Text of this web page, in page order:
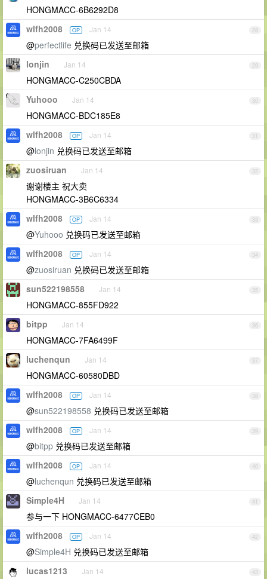
HONGMACC-6B6292D8
28
wlfh2008 OP Jan 14
@perfectlife 兑换码已发送至邮箱
29
lonjin Jan 14
HONGMACC-C250CBDA
30
Yuhooo Jan 14
HONGMACC-BDC185E8
31
wlfh2008 OP Jan 14
@lonjin 兑换码已发送至邮箱
32
zuosiruan Jan 14
谢谢楼主 祝大卖
HONGMACC-3B6C6334
33
wlfh2008 OP Jan 14
@Yuhooo 兑换码已发送至邮箱
34
wlfh2008 OP Jan 14
@zuosiruan 兑换码已发送至邮箱
35
sun522198558 Jan 14
HONGMACC-855FD922
36
bitpp Jan 14
HONGMACC-7FA6499F
37
luchenqun Jan 14
HONGMACC-60580DBD
38
wlfh2008 OP Jan 14
@sun522198558 兑换码已发送至邮箱
39
wlfh2008 OP Jan 14
@bitpp 兑换码已发送至邮箱
40
wlfh2008 OP Jan 14
@luchenqun 兑换码已发送至邮箱
41
Simple4H Jan 14
参与一下 HONGMACC-6477CEB0
42
wlfh2008 OP Jan 14
@Simple4H 兑换码已发送至邮箱
43
lucas1213 Jan 14